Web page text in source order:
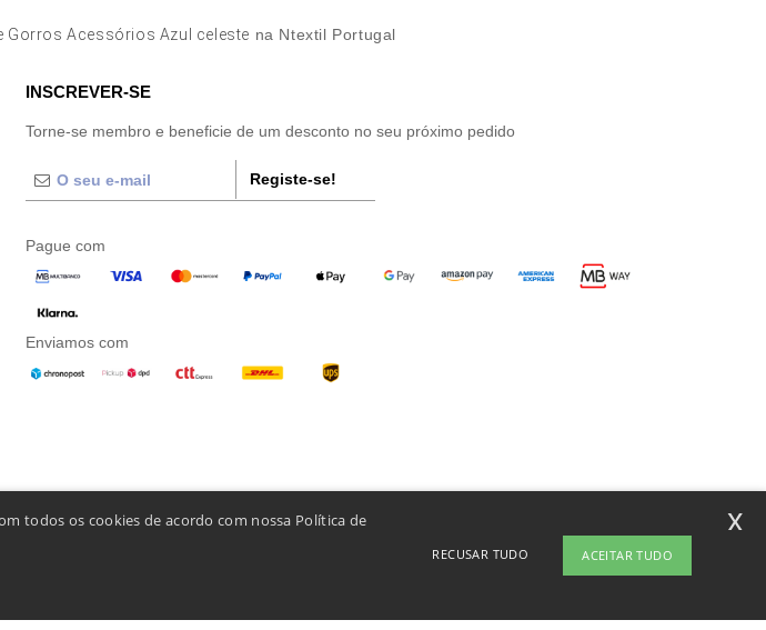
Gorros Acessórios Azul celeste na Ntextil Portugal
INSCREVER-SE
Torne-se membro e beneficie de um desconto no seu próximo pedido
Registe-se!
Pague com
Enviamos com
todos os cookies de acordo com nossa Política de
RECUSAR TUDO ACEITAR TUDO
x